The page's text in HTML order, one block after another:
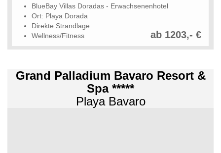
BlueBay Villas Doradas - Erwachsenenhotel
Ort: Playa Dorada
Direkte Strandlage
Wellness/Fitness
ab 1203,- €
Grand Palladium Bavaro Resort &
Spa *****
Playa Bavaro